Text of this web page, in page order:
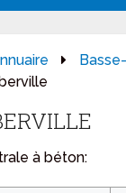
à béton: